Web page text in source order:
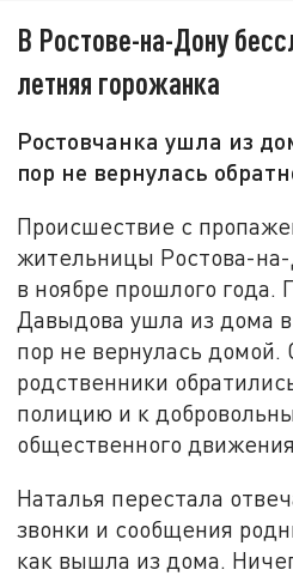
В Ростове-на-Дону
летняя горожанка
Ростовчанка ушла из
пор не вернулась
Происшествие с
жительницы Ростова-
в ноябре прошлого года.
Давыдова ушла из дома
пор не вернулась
родственники
полицию и к
общественного
Наталья перестала
звонки и сообщения
как вышла из дома.